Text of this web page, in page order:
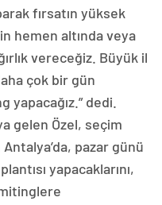
fırsatın yüksek
hemen altında veya
vereceğiz. Büyük il
çok bir gün
dedi.
gelen Özel, seçim
pazar günü
yapacaklarını,